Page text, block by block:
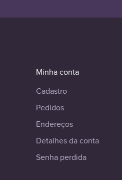
Minha conta
Cadastro
Pedidos
Endereços
Detalhes da conta
Senha perdida